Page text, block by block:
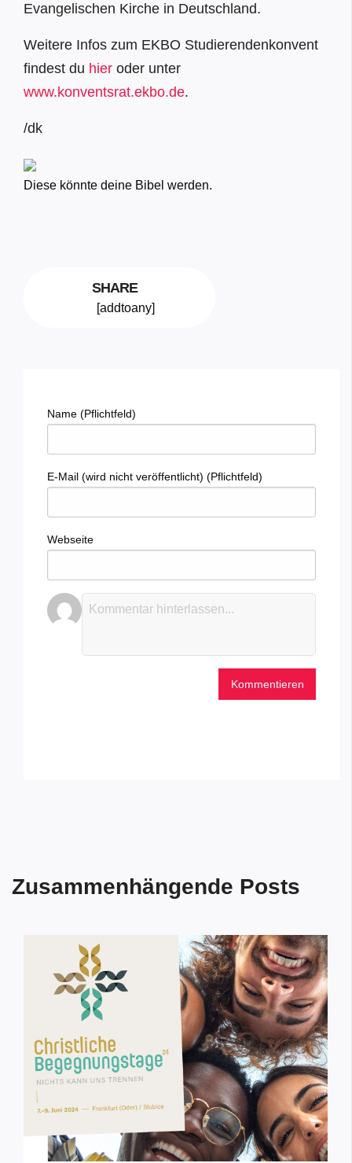
Evangelischen Kirche in Deutschland.
Weitere Infos zum EKBO Studierendenkonvent
findest du hier oder unter
www.konventsrat.ekbo.de.
/dk
Diese könnte deine Bibel werden.
SHARE
[addtoany]
Name (Pflichtfeld)
E-Mail (wird nicht veröffentlicht) (Pflichtfeld)
Webseite
Zusammenhängende Posts